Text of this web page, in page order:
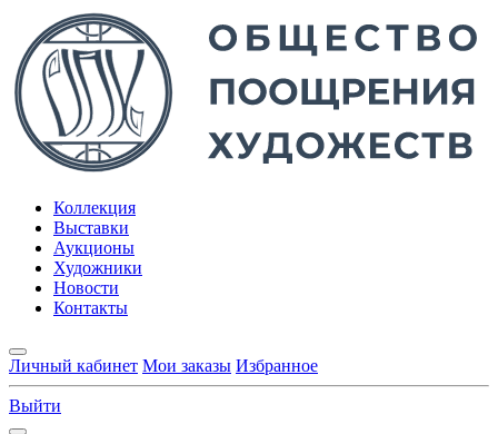
Коллекция
Выставки
Аукционы
Художники
Новости
Контакты
Личный кабинет Мои заказы Избранное
Выйти